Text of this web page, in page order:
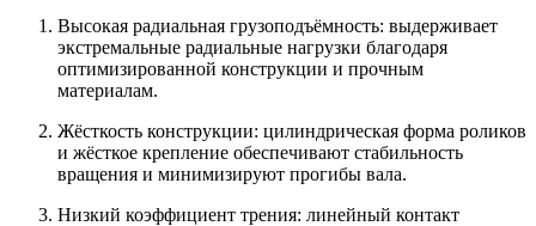
Высокая радиальная грузоподъёмность: выдерживает
экстремальные радиальные нагрузки благодаря
оптимизированной конструкции и прочным
материалам.
Жёсткость конструкции: цилиндрическая форма роликов
и жёсткое крепление обеспечивают стабильность
вращения и минимизируют прогибы вала.
Низкий коэффициент трения: линейный контакт